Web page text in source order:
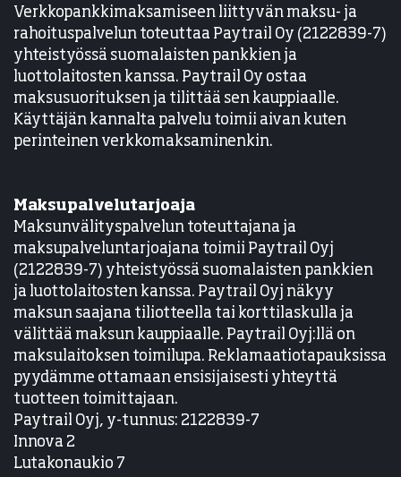
Verkkopankkimaksamiseen liittyvän maksu- ja
rahoituspalvelun toteuttaa Paytrail Oy (2122839-7)
yhteistyössä suomalaisten pankkien ja
luottolaitosten kanssa. Paytrail Oy ostaa
maksusuorituksen ja tilittää sen kauppiaalle.
Käyttäjän kannalta palvelu toimii aivan kuten
perinteinen verkkomaksaminenkin.
Maksupalvelutarjoaja
Maksunvälityspalvelun toteuttajana ja
maksupalveluntarjoajana toimii Paytrail Oyj
(2122839-7) yhteistyössä suomalaisten pankkien
ja luottolaitosten kanssa. Paytrail Oyj näkyy
maksun saajana tiliotteella tai korttilaskulla ja
välittää maksun kauppiaalle. Paytrail Oyj:llä on
maksulaitoksen toimilupa. Reklamaatiotapauksissa
pyydämme ottamaan ensisijaisesti yhteyttä
tuotteen toimittajaan.
Paytrail Oyj, y-tunnus: 2122839-7
Innova 2
Lutakonaukio 7